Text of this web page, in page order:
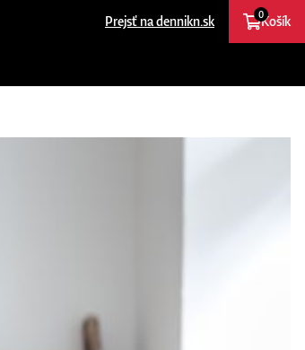
Prejsť na dennikn.sk Košík
0